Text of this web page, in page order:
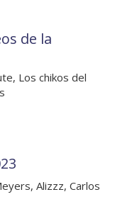
de la
Los chikos del
Alizzz, Carlos